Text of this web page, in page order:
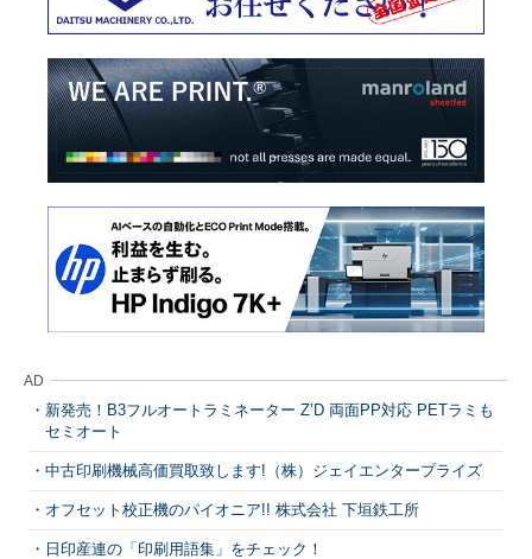
AD
新発売！B3フルオートラミネーター Z’D 両面PP対応 PETラミも
セミオート
中古印刷機械高価買取致します!（株）ジェイエンタープライズ
オフセット校正機のパイオニア!! 株式会社 下垣鉄工所
日印産連の「印刷用語集」をチェック！